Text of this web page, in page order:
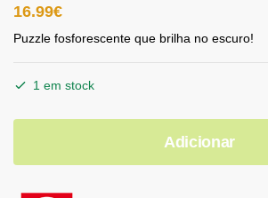
16.99€
Puzzle fosforescente que brilha no escuro!
1 em stock
Adicionar